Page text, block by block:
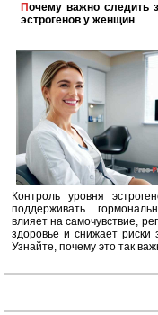
Почему важно следить за уровнем
эстрогенов у женщин
Контроль уровня
поддерживать
влияет на самочувствие,
здоровье и снижает риски
Узнайте, почему это так